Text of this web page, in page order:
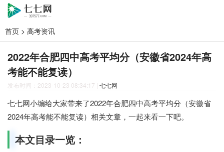
首页 > 高考资讯
2022年合肥四中高考平均分（安徽省2024年高
考能不能复读）
发布时间：2023-10-23 08:34:17 | 七七网
七七网小编给大家带来了2022年合肥四中高考平均分（安徽省
2024年高考能不能复读）相关文章，一起来看一下吧。
本文目录一览：